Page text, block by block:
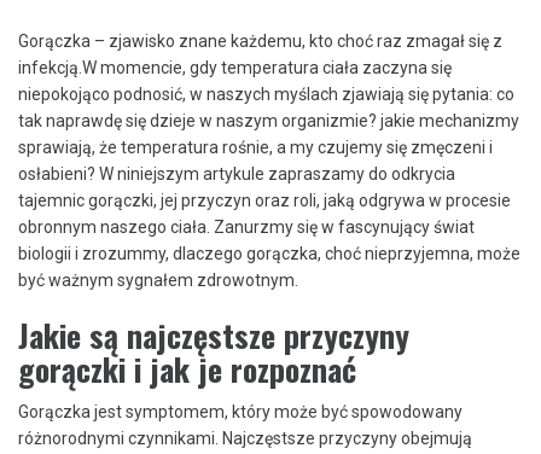
Gorączka ‍– zjawisko znane ‌każdemu, kto choć raz zmagał się z
⁢infekcją.W momencie, gdy temperatura ciała ‌zaczyna się
niepokojąco podnosić, w ‍naszych myślach zjawiają się pytania: co
tak naprawdę⁤ się dzieje⁣ w naszym⁣ organizmie? jakie mechanizmy
⁢sprawiają, że ⁤temperatura rośnie, a my czujemy ‌się ‌zmęczeni i
osłabieni? W niniejszym​ artykule zapraszamy do odkrycia
tajemnic gorączki, ⁤jej przyczyn oraz roli,⁢ jaką odgrywa w ‌procesie
obronnym naszego ciała. Zanurzmy się​ w fascynujący świat
⁣biologii ‍i zrozummy, dlaczego gorączka, choć nieprzyjemna, może
być‌ ważnym sygnałem zdrowotnym.
Jakie ‍są najczęstsze ‍przyczyny
gorączki i​ jak je⁣ rozpoznać
Gorączka jest symptomem, ⁣który może być⁢ spowodowany
różnorodnymi czynnikami. Najczęstsze przyczyny⁢ obejmują⁣